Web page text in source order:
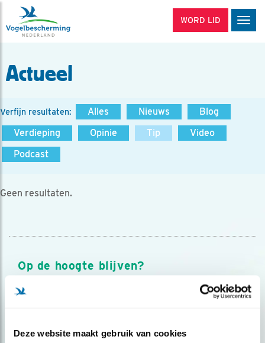
Deze website maakt gebruik van cookies
WORD LID
Actueel
Verfijn resultaten: Alles Nieuws
Blog
Verdieping
Opinie Tip
Video
Podcast
Geen resultaten.
Op de hoogte blijven?
Meld je aan en ontvang nieuws, inspiratie, acties en tips
over vogels en activiteiten van Vogelbescherming.